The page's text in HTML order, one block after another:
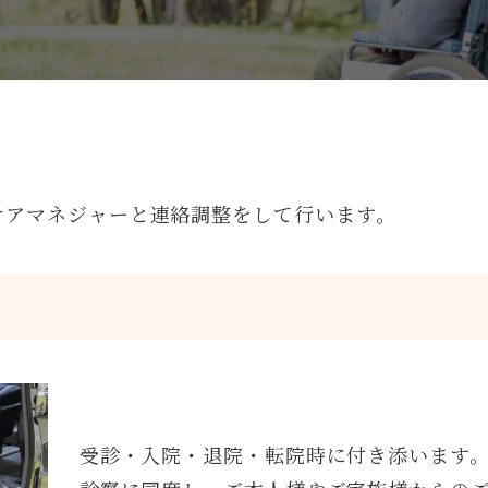
マネジャーと連絡調整をして行います。
受診・入院・退院・転院時に付き添います